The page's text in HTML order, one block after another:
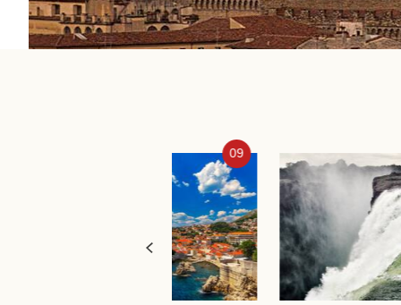
10